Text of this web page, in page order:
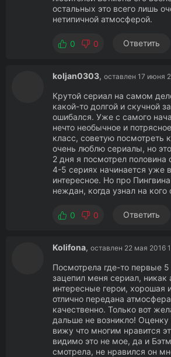
остальных это всего лишь
нетипичной атмосферой.
0 0 Ответить
koljan0303, оставлен 17 июня
Крутой сериал на самом
какой-то долгой и скучной
ошибался. Уже с самого
нечто необычное и
класс, советую посмотреть
очень люблю сериалы, но
2 дня я посмотрел
4-5 сериях начинается уже
интересное. Но про
неждан, когда узнал на кого
0 0 Ответить
Kolifona, оставлен 22 мая 2016
Посмотрела где-то первые 5
зацепил меня сериал, никак
интересные герои, хорошая
отлично передана
качественно. Только вот
дальше не возникло! Оценку
вижу что многим нравится
видимо это не мое, да и
смотрела, не нравился он